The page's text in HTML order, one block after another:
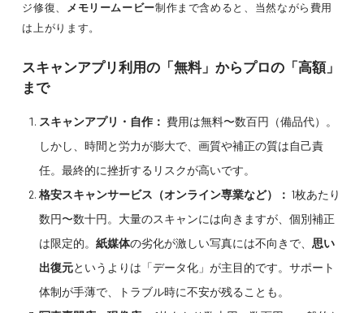
ジ修復、 メモリームービー制作まで含めると、当然ながら費用
は上がります。
スキャンアプリ利用の「無料」からプロの「高額」
まで
スキャンアプリ ・自作： 費用は無料〜数百円（備品代）。
しかし、時間と労力が膨大で、画質や補正の質は自己責
任。最終的に挫折するリスクが高いです。
格安スキャンサービス（オンライン専業など）： 1枚あたり
数円〜数十円。大量のスキャンには向きますが、個別補正
は限定的。紙媒体の劣化が激しい写真には不向きで、思い
出復元というよりは「データ化」が主目的です。サポート
体制が手薄で、トラブル時に不安が残ることも。